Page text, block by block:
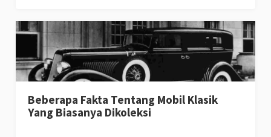
Beberapa Fakta Tentang Mobil Klasik
Yang Biasanya Dikoleksi